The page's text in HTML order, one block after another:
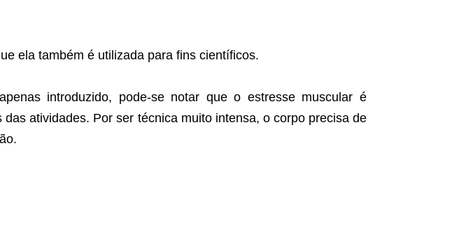
ela também é utilizada para fins científicos.
introduzido, pode-se notar que o estresse muscular é
atividades. Por ser técnica muito intensa, o corpo precisa de